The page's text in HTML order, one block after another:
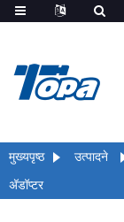
मुख्यपृष्ठ उत्पादने
अ‍ॅडॉप्टर